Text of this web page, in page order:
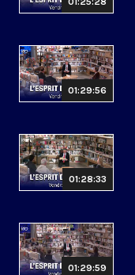
01:29:56
01:28:33
01:29:59